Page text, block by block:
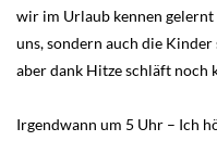
wir im Urlaub kennen
uns, sondern auch die Kinder
aber dank Hitze schläft noch
Irgendwann um 5 Uhr – Ich